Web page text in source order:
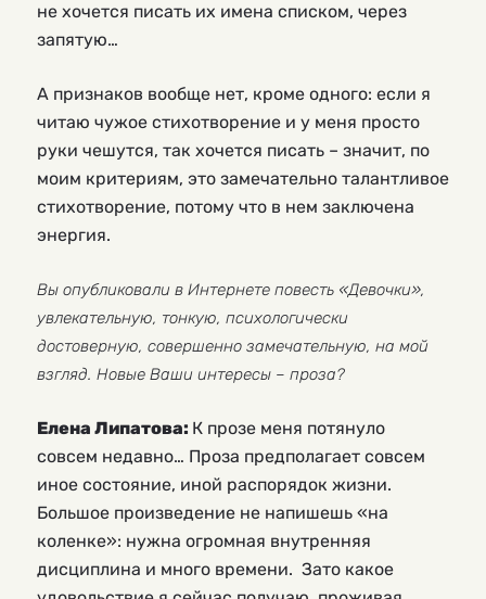
не хочется писать их имена списком, через
запятую…
А признаков вообще нет, кроме одного: если я
читаю чужое стихотворение и у меня просто
руки чешутся, так хочется писать – значит, по
моим критериям, это замечательно талантливое
стихотворение, потому что в нем заключена
энергия.
Вы опубликовали в Интернете повесть «Девочки»,
увлекательную, тонкую, психологически
достоверную, совершенно замечательную, на мой
взгляд. Новые Ваши интересы – проза?
Елена Липатова: К прозе меня потянуло
совсем недавно… Проза предполагает совсем
иное состояние, иной распорядок жизни.
Большое произведение не напишешь «на
коленке»: нужна огромная внутренняя
дисциплина и много времени. Зато какое